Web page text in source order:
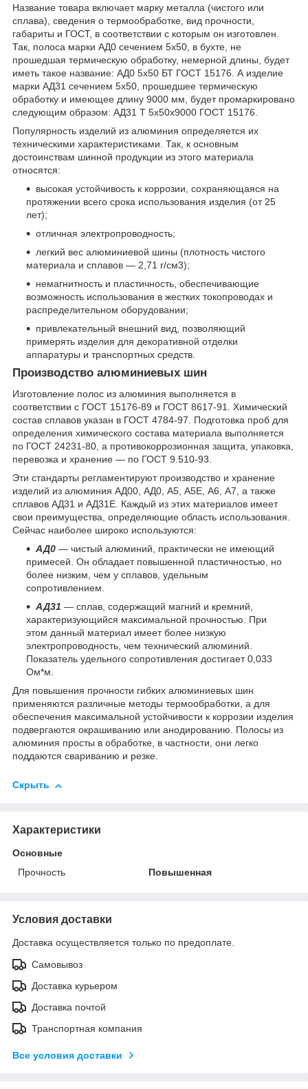
Название товара включает марку металла (чистого или
сплава), сведения о термообработке, вид прочности,
габариты и ГОСТ, в соответствии с которым он изготовлен.
Так, полоса марки АД0 сечением 5х50, в бухте, не
прошедшая термическую обработку, немерной длины, будет
иметь такое название: АД0 5х50 БТ ГОСТ 15176. А изделие
марки АД31 сечением 5х50, прошедшее термическую
обработку и имеющее длину 9000 мм, будет промаркировано
следующим образом: АД31 Т 5х50х9000 ГОСТ 15176.
Популярность изделий из алюминия определяется их
техническими характеристиками. Так, к основным
достоинствам шинной продукции из этого материала
относятся:
высокая устойчивость к коррозии, сохраняющаяся на
протяжении всего срока использования изделия (от 25
лет);
отличная электропроводность;
легкий вес алюминиевой шины (плотность чистого
материала и сплавов — 2,71 г/см3);
немагнитность и пластичность, обеспечивающие
возможность использования в жестких токопроводах и
распределительном оборудовании;
привлекательный внешний вид, позволяющий
примерять изделия для декоративной отделки
аппаратуры и транспортных средств.
Производство алюминиевых шин
Изготовление полос из алюминия выполняется в
соответствии с ГОСТ 15176-89 и ГОСТ 8617-91. Химический
состав сплавов указан в ГОСТ 4784-97. Подготовка проб для
определения химического состава материала выполняется
по ГОСТ 24231-80, а противокоррозионная защита, упаковка,
перевозка и хранение — по ГОСТ 9.510-93.
Эти стандарты регламентируют производство и хранение
изделий из алюминия АД00, АД0, А5, А5Е, А6, А7, а также
сплавов АД31 и АД31Е. Каждый из этих материалов имеет
свои преимущества, определяющие область использования.
Сейчас наиболее широко используются:
АД0 — чистый алюминий, практически не имеющий
примесей. Он обладает повышенной пластичностью, но
более низким, чем у сплавов, удельным
сопротивлением.
АД31 — сплав, содержащий магний и кремний,
характеризующийся максимальной прочностью. При
этом данный материал имеет более низкую
электропроводность, чем технический алюминий.
Показатель удельного сопротивления достигает 0,033
Ом*м.
Для повышения прочности гибких алюминиевых шин
применяются различные методы термообработки, а для
обеспечения максимальной устойчивости к коррозии изделия
подвергаются окрашиванию или анодированию. Полосы из
алюминия просты в обработке, в частности, они легко
поддаются свариванию и резке.
Скрыть
Характеристики
Основные
Прочность
Повышенная
Условия доставки
Доставка осуществляется только по предоплате.
Самовывоз
Доставка курьером
Доставка почтой
Транспортная компания
Все условия доставки